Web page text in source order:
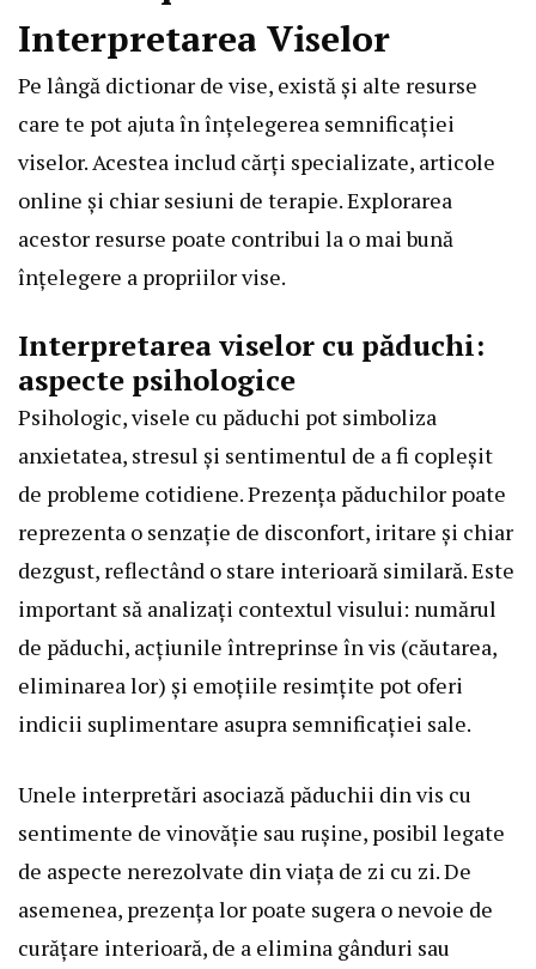
Interpretarea Viselor
Pe lângă dictionar de vise, există și alte resurse
care te pot ajuta în înțelegerea semnificației
viselor. Acestea includ cărți specializate, articole
online și chiar sesiuni de terapie. Explorarea
acestor resurse poate contribui la o mai bună
înțelegere a propriilor vise.
Interpretarea viselor cu păduchi:
aspecte psihologice
Psihologic, visele cu păduchi pot simboliza
anxietatea, stresul și sentimentul de a fi copleșit
de probleme cotidiene. Prezența păduchilor poate
reprezenta o senzație de disconfort, iritare și chiar
dezgust, reflectând o stare interioară similară. Este
important să analizați contextul visului: numărul
de păduchi, acțiunile întreprinse în vis (căutarea,
eliminarea lor) și emoțiile resimțite pot oferi
indicii suplimentare asupra semnificației sale.
Unele interpretări asociază păduchii din vis cu
sentimente de vinovăție sau rușine, posibil legate
de aspecte nerezolvate din viața de zi cu zi. De
asemenea, prezența lor poate sugera o nevoie de
curățare interioară, de a elimina gânduri sau